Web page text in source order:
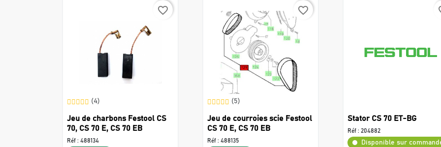
favorite_border
(4)
Jeu de charbons Festool CS
70, CS 70 E, CS 70 EB
Réf : 488134
favorite_border
(5)
Jeu de courroies scie Festool
CS 70 E, CS 70 EB
Réf : 488135
Stator CS 70 ET-BG
Réf : 204882
Disponible sur